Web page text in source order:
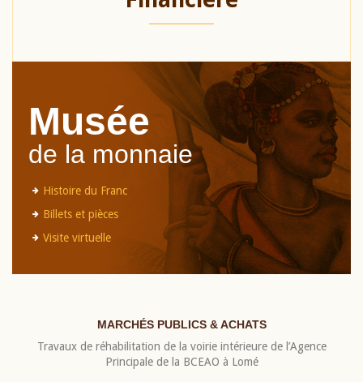
Musée
de la monnaie
Histoire du Franc
Billets et pièces
Visite virtuelle
MARCHÉS PUBLICS & ACHATS
Travaux de réhabilitation de la voirie intérieure de l’Agence
Principale de la BCEAO à Lomé